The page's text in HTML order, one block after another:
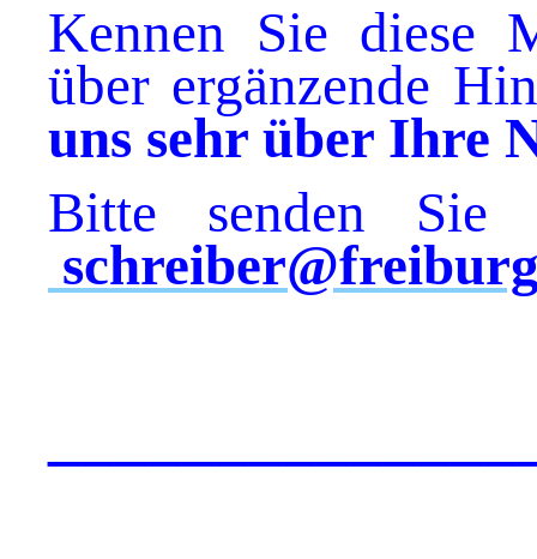
Kennen Sie diese
über ergänzende
uns sehr über Ihre
Bitte senden Sie